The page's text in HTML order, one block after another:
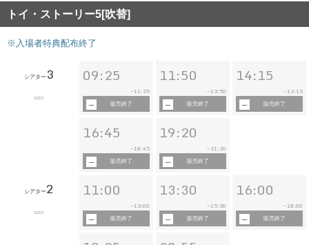
トイ・ストーリー5[吹替]
※入場者特典配布終了
シアター 3
102分
09:25
~11:25
販売終了
11:50
~13:50
販売終了
14:15
~16:15
販売終了
16:45
~18:45
販売終了
19:20
~ 21:20
販売終了
シアター2
102分
11:00
~13:00
販売終了
13:30
~15:30
販売終了
16:00
~18:00
販売終了